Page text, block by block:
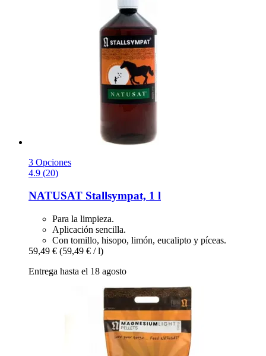
3 Opciones
4.9 (20)
NATUSAT Stallsympat, 1 l
Para la limpieza.
Aplicación sencilla.
Con tomillo, hisopo, limón, eucalipto y píceas.
59,49 € (59,49 € / l)
Entrega hasta el 18 agosto